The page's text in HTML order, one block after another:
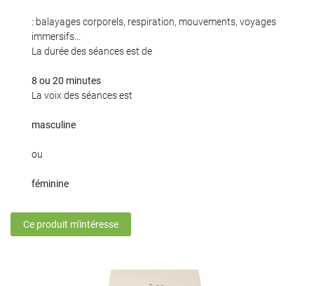
: balayages corporels, respiration, mouvements, voyages
immersifs...
La durée des séances est de
8 ou 20 minutes
La voix des séances est
masculine
ou
féminine
Ce produit m'intéresse